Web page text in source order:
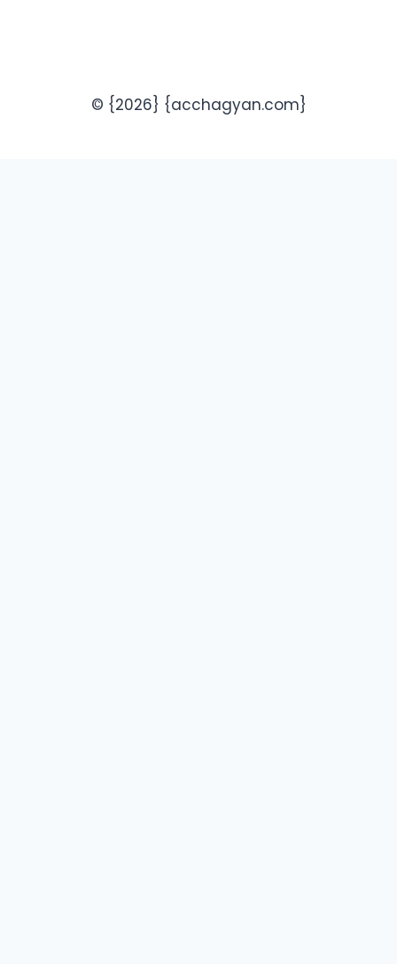
© {2026} {acchagyan.com}